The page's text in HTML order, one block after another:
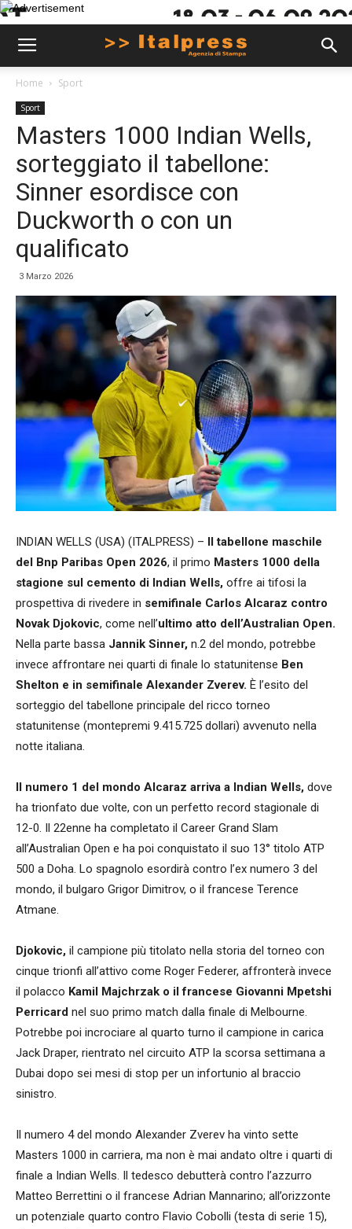
Home Sport
Sport
Masters 1000 Indian Wells,
sorteggiato il tabellone:
Sinner esordisce con
Duckworth o con un
qualificato
3 Marzo 2026
INDIAN WELLS (USA) (ITALPRESS) – Il tabellone maschile
del Bnp Paribas Open 2026, il primo Masters 1000 della
stagione sul cemento di Indian Wells, offre ai tifosi la
prospettiva di rivedere in semifinale Carlos Alcaraz contro
Novak Djokovic, come nell’ultimo atto dell’Australian Open.
Nella parte bassa Jannik Sinner, n.2 del mondo, potrebbe
invece affrontare nei quarti di finale lo statunitense Ben
Shelton e in semifinale Alexander Zverev. È l’esito del
sorteggio del tabellone principale del ricco torneo
statunitense (montepremi 9.415.725 dollari) avvenuto nella
notte italiana.
Il numero 1 del mondo Alcaraz arriva a Indian Wells, dove
ha trionfato due volte, con un perfetto record stagionale di
12-0. Il 22enne ha completato il Career Grand Slam
all’Australian Open e ha poi conquistato il suo 13° titolo ATP
500 a Doha. Lo spagnolo esordirà contro l’ex numero 3 del
mondo, il bulgaro Grigor Dimitrov, o il francese Terence
Atmane.
Djokovic, il campione più titolato nella storia del torneo con
cinque trionfi all’attivo come Roger Federer, affronterà invece
il polacco Kamil Majchrzak o il francese Giovanni Mpetshi
Perricard nel suo primo match dalla finale di Melbourne.
Potrebbe poi incrociare al quarto turno il campione in carica
Jack Draper, rientrato nel circuito ATP la scorsa settimana a
Dubai dopo sei mesi di stop per un infortunio al braccio
sinistro.
Il numero 4 del mondo Alexander Zverev ha vinto sette
Masters 1000 in carriera, ma non è mai andato oltre i quarti di
finale a Indian Wells. Il tedesco debutterà contro l’azzurro
Matteo Berrettini o il francese Adrian Mannarino; all’orizzonte
un potenziale quarto contro Flavio Cobolli (testa di serie 15),